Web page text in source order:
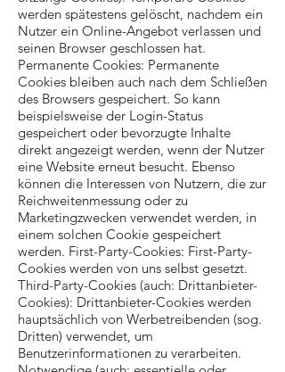
werden spätestens gelöscht, nachdem ein
Nutzer ein Online-Angebot verlassen und
seinen Browser geschlossen hat.
Permanente Cookies: Permanente
Cookies bleiben auch nach dem Schließen
des Browsers gespeichert. So kann
beispielsweise der Login-Status
gespeichert oder bevorzugte Inhalte
direkt angezeigt werden, wenn der Nutzer
eine Website erneut besucht. Ebenso
können die Interessen von Nutzern, die zur
Reichweitenmessung oder zu
Marketingzwecken verwendet werden, in
einem solchen Cookie gespeichert
werden. First-Party-Cookies: First-Party-
Cookies werden von uns selbst gesetzt.
Third-Party-Cookies (auch: Drittanbieter-
Cookies): Drittanbieter-Cookies werden
hauptsächlich von Werbetreibenden (sog.
Dritten) verwendet, um
Benutzerinformationen zu verarbeiten.